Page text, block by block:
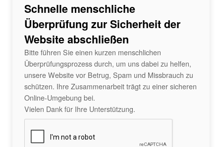
Schnelle menschliche
Überprüfung zur Sicherheit der
Website abschließen
Bitte führen Sie einen kurzen menschlichen
Überprüfungsprozess durch, um uns dabei zu helfen,
unsere Website vor Betrug, Spam und Missbrauch zu
schützen. Ihre Zusammenarbeit trägt zu einer sicheren
Online-Umgebung bei.
Vielen Dank für Ihre Unterstützung.